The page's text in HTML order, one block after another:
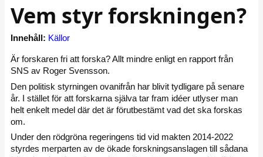
Vem styr forskningen?
Innehåll: Källor
Är forskaren fri att forska? Allt mindre enligt en rapport från
SNS av Roger Svensson.
Den politisk styrningen ovanifrån har blivit tydligare på senare
år. I stället för att forskarna själva tar fram idéer utlyser man
helt enkelt medel där det är förutbestämt vad det ska forskas
om.
Under den rödgröna regeringens tid vid makten 2014-2022
styrdes merparten av de ökade forskningsanslagen till sådana